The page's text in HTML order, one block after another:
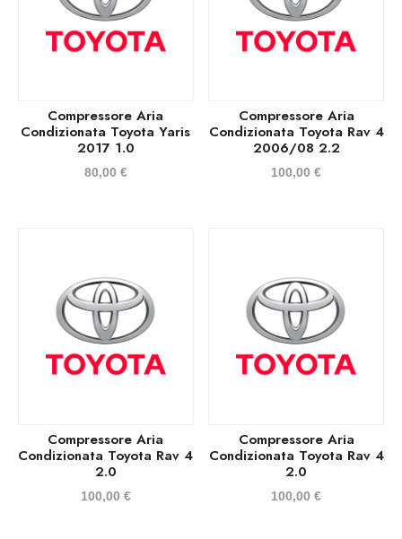
Compressore Aria
Condizionata Toyota Yaris
2017 1.0
80,00 €
Compressore Aria
Condizionata Toyota Rav 4
2006/08 2.2
100,00€
Compressore Aria
Condizionata Toyota Rav 4
2.0
100,00 €
Compressore Aria
Condizionata Toyota Rav 4
2.0
100,00€